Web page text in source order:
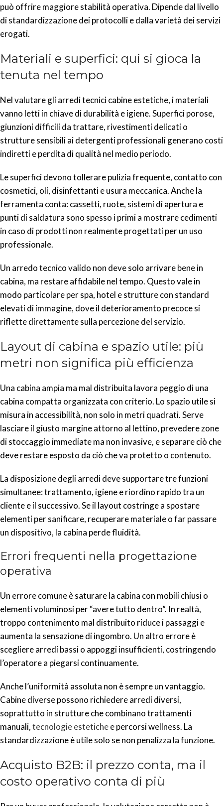
può offrire maggiore stabilità operativa. Dipende dal livello
di standardizzazione dei protocolli e dalla varietà dei servizi
erogati.
Materiali e superfici: qui si gioca la
tenuta nel tempo
Nel valutare gli arredi tecnici cabine estetiche, i materiali
vanno letti in chiave di durabilità e igiene. Superfici porose,
giunzioni difficili da trattare, rivestimenti delicati o
strutture sensibili ai detergenti professionali generano costi
indiretti e perdita di qualità nel medio periodo.
Le superfici devono tollerare pulizia frequente, contatto con
cosmetici, oli, disinfettanti e usura meccanica. Anche la
ferramenta conta: cassetti, ruote, sistemi di apertura e
punti di saldatura sono spesso i primi a mostrare cedimenti
in caso di prodotti non realmente progettati per un uso
professionale.
Un arredo tecnico valido non deve solo arrivare bene in
cabina, ma restare affidabile nel tempo. Questo vale in
modo particolare per spa, hotel e strutture con standard
elevati di immagine, dove il deterioramento precoce si
riflette direttamente sulla percezione del servizio.
Layout di cabina e spazio utile: più
metri non significa più efficienza
Una cabina ampia ma mal distribuita lavora peggio di una
cabina compatta organizzata con criterio. Lo spazio utile si
misura in accessibilità, non solo in metri quadrati. Serve
lasciare il giusto margine attorno al lettino, prevedere zone
di stoccaggio immediate ma non invasive, e separare ciò che
deve restare esposto da ciò che va protetto o contenuto.
La disposizione degli arredi deve supportare tre funzioni
simultanee: trattamento, igiene e riordino rapido tra un
cliente e il successivo. Se il layout costringe a spostare
elementi per sanificare, recuperare materiale o far passare
un dispositivo, la cabina perde fluidità.
Errori frequenti nella progettazione
operativa
Un errore comune è saturare la cabina con mobili chiusi o
elementi voluminosi per “avere tutto dentro”. In realtà,
troppo contenimento mal distribuito riduce i passaggi e
aumenta la sensazione di ingombro. Un altro errore è
scegliere arredi bassi o appoggi insufficienti, costringendo
l’operatore a piegarsi continuamente.
Anche l’uniformità assoluta non è sempre un vantaggio.
Cabine diverse possono richiedere arredi diversi,
soprattutto in strutture che combinano trattamenti
manuali,tecnologie estetichee percorsi wellness. La
standardizzazione è utile solo se non penalizza la funzione.
Acquisto B2B: il prezzo conta, ma il
costo operativo conta di più